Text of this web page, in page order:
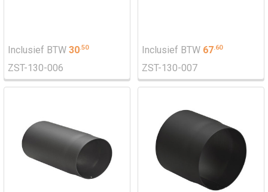
Inclusief BTW 30.50
ZST-130-006
Inclusief BTW 67.60
ZST-130-007